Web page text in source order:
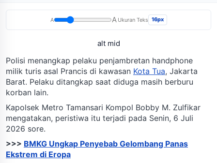
A A Ukuran Teks 16px
alt mid
Polisi menangkap pelaku penjambretan handphone
milik turis asal Prancis di kawasan Kota Tua, Jakarta
Barat. Pelaku ditangkap saat diduga masih berburu
korban lain.
Kapolsek Metro Tamansari Kompol Bobby M. Zulfikar
mengatakan, peristiwa itu terjadi pada Senin, 6 Juli
2026 sore.
>>> BMKG Ungkap Penyebab Gelombang Panas
Ekstrem di Eropa